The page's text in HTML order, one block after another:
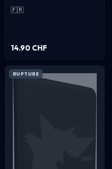
🇫🇷
14.90 CHF
RUPTURE